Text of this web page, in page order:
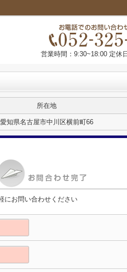
営業時間：9:30~18:00 定休
所在地
愛知県名古屋市中川区横前町66
にお問い合わせください